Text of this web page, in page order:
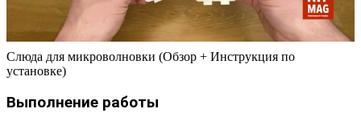
Слюда для микроволновки (Обзор + Инструкция по
установке)
Выполнение работы